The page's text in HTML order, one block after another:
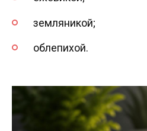
земляникой;
облепихой.